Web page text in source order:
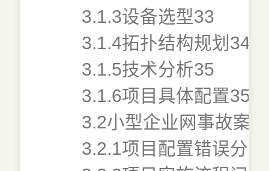
3.1.3设备选型33
3.1.4拓扑结构规划34
3.1.5技术分析35
3.1.6项目具体配置35
3.2小型企业网事故案
3.2.1项目配置错误分